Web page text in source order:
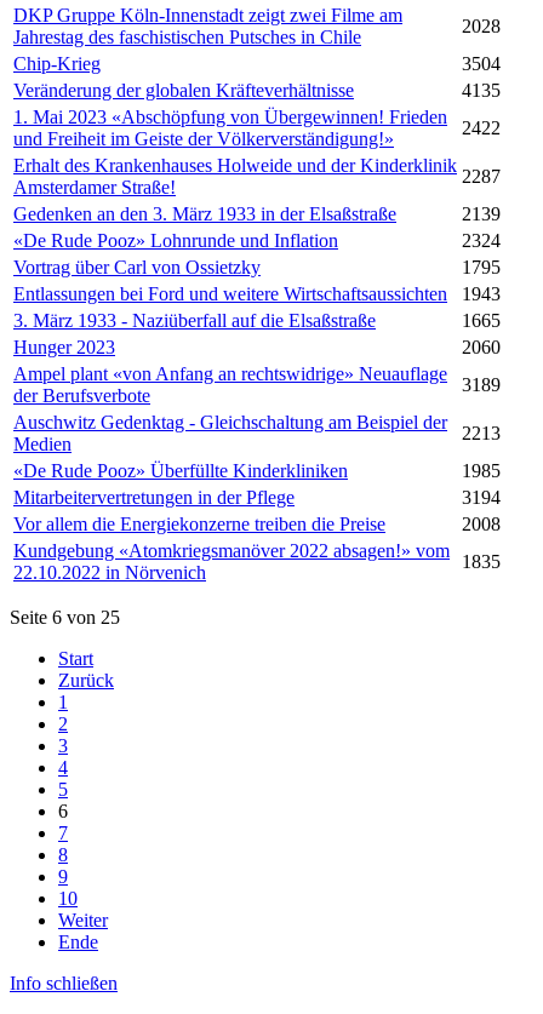
DKP Gruppe Köln-Innenstadt zeigt zwei Filme am
Jahrestag des faschistischen Putsches in Chile
2028
Chip-Krieg
3504
Veränderung der globalen Kräfteverhältnisse
4135
1. Mai 2023 «Abschöpfung von Übergewinnen! Frieden
und Freiheit im Geiste der Völkerverständigung!»
2422
Erhalt des Krankenhauses Holweide und der Kinderklinik
Amsterdamer Straße!
2287
Gedenken an den 3. März 1933 in der Elsaßstraße
2139
«De Rude Pooz» Lohnrunde und Inflation
2324
Vortrag über Carl von Ossietzky
1795
Entlassungen bei Ford und weitere Wirtschaftsaussichten
1943
3. März 1933 - Naziüberfall auf die Elsaßstraße
1665
Hunger 2023
2060
Ampel plant «von Anfang an rechtswidrige» Neuauflage
der Berufsverbote
3189
Auschwitz Gedenktag - Gleichschaltung am Beispiel der
Medien
2213
«De Rude Pooz» Überfüllte Kinderkliniken
1985
Mitarbeitervertretungen in der Pflege
3194
Vor allem die Energiekonzerne treiben die Preise
2008
Kundgebung «Atomkriegsmanöver 2022 absagen!» vom
22.10.2022 in Nörvenich
1835
Seite 6 von 25
Start
Zurück
1
2
3
4
5
6
7
8
9
10
Weiter
Ende
Info schließen